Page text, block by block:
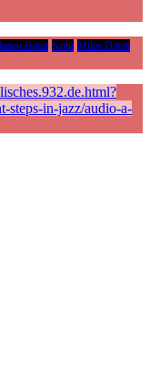
Bonn Köln Miles Davis
steps-in-jazz/audio-a-